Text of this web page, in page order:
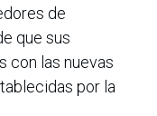
de
que sus
con las nuevas
por la